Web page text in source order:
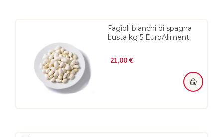
Fagioli bianchi di spagna
busta kg 5 EuroAlimenti
21,00 €